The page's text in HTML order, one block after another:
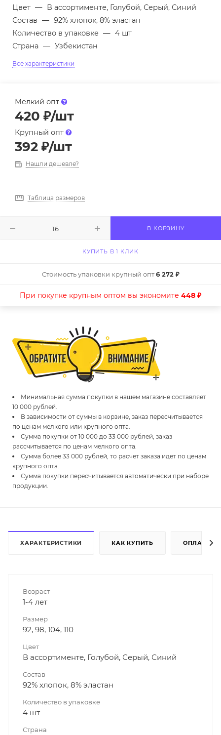
Цвет — В ассортименте, Голубой, Серый, Синий
Состав — 92% хлопок, 8% эластан
Количество в упаковке — 4 шт
Страна — Узбекистан
Все характеристики
Мелкий опт
420 ₽/шт
Крупный опт
392 ₽/шт
Нашли дешевле?
Таблица размеров
В КОРЗИНУ
КУПИТЬ В 1 КЛИК
Стоимость упаковки крупный опт6 272 ₽
При покупке крупным оптом вы экономите 448 ₽
Минимальная сумма покупки в нашем магазине составляет
10 000 рублей.
В зависимости от суммы в корзине, заказ пересчитывается
по ценам мелкого или крупного опта.
Сумма покупки от 10 000 до 33 000 рублей, заказ
рассчитывается по ценам мелкого опта.
Сумма более 33 000 рублей, то расчет заказа идет по ценам
крупного опта.
Сумма покупки пересчитывается автоматически при наборе
продукции.
ХАРАКТЕРИСТИКИ КАК КУПИТЬ ОПЛАТА
Возраст
1-4 лет
Размер
92, 98, 104, 110
Цвет
В ассортименте, Голубой, Серый, Синий
Состав
92% хлопок, 8% эластан
Количество в упаковке
4 шт
Страна